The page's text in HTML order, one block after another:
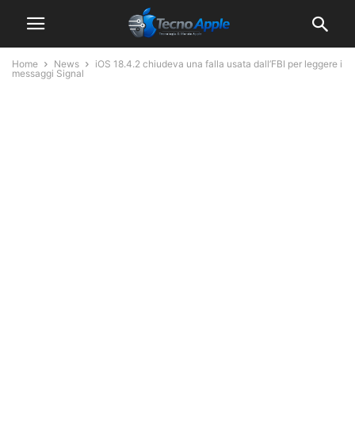
Home News
iOS 18.4.2 chiudeva una falla usata dall’FBI per leggere i
messaggi Signal